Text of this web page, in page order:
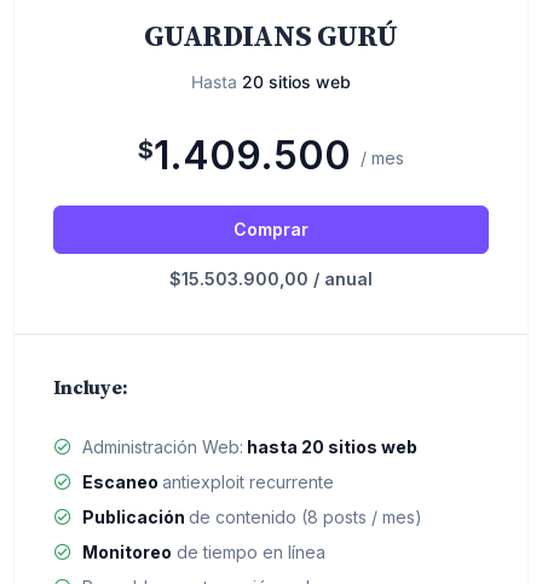
GUARDIANS GURÚ
Hasta 20 sitios web
$1.409.500 / mes
Comprar
$15.503.900,00 / anual
Incluye:
Administración Web: hasta 20 sitios web
Escaneo antiexploit recurrente
Publicación de contenido (8 posts / mes)
Monitoreo de tiempo en línea